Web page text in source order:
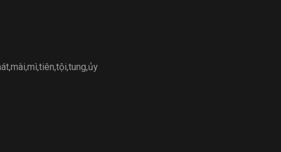
,mài,mì,tiên,tội,tung,ủy